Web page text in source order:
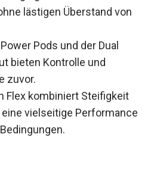
gewährleistet eine
lästigen Überstand von
Pods und der Dual
bieten Kontrolle und
zuvor.
Flex kombiniert Steifigkeit
vielseitige